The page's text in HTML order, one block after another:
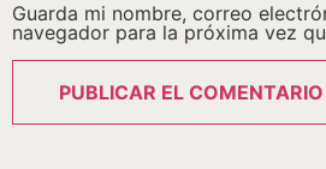
Guarda mi nombre, correo
navegador para la próxima vez